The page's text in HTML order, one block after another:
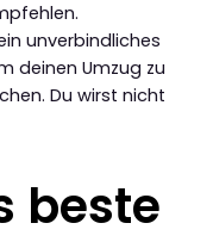
unverbindliches
deinen Umzug zu
Du wirst nicht
beste